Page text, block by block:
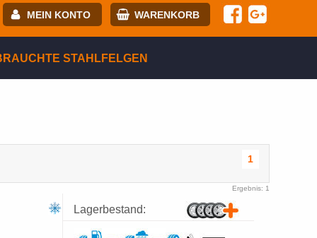
MEIN KONTO WARENKORB
ANMELDEN
STAHLFELGEN
1
Ergebnis: 1
Lagerbestand: